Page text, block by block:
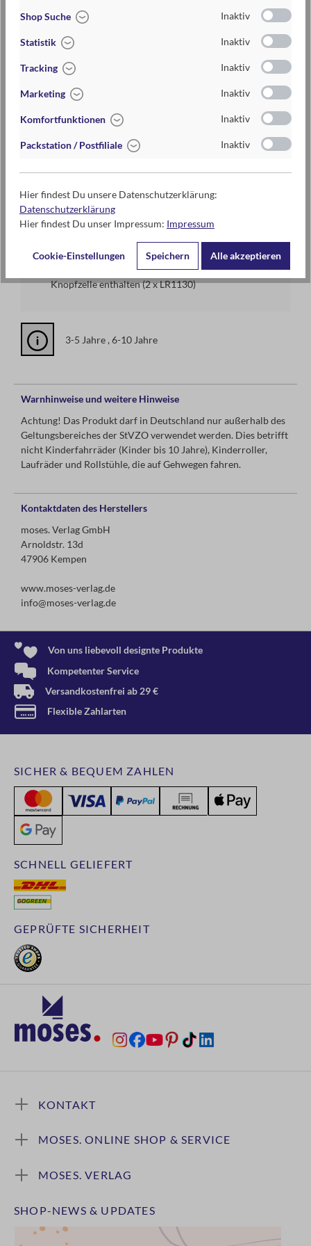
Lie
zei
2-5 Tage
eis
2,95 €
M
aß
ca. 5 cm x 5 cm x 1,7 cm (B x H x T)
ate
ria
lie
Schutzart IP44 (Schutz gegen Berührungen mit
Werkzeug oder DrahtSchutz gegen Fremdkörper mit
∅ ≥ 1,0mm, Schutz gegen Spritzwasser aus allen
Richtungen)
Knopfzelle enthalten (2 x LR1130)
3-5 Jahre , 6-10 Jahre
Warnhinweise und weitere Hinweise
Achtung! Das Produkt darf in Deutschland nur außerhalb des
Geltungsbereiches der StVZO verwendet werden. Dies betrifft
nicht Kinderfahrräder (Kinder bis 10 Jahre), Kinderroller,
Laufräder und Rollstühle, die auf Gehwegen fahren.
Kontaktdaten des Herstellers
moses. Verlag GmbH
Arnoldstr. 13d
47906 Kempen
www.moses-verlag.de
info@moses-verlag.de
Von uns liebevoll designte Produkte
Kompetenter Service
Versandkostenfrei ab 29 €
Flexible Zahlarten
GEPRÜFTE SICHERHEIT
SCHNELL GELIEFERT
SICHER & BEQUEM ZAHLEN
KONTAKT
MOSES. ONLINE SHOP & SERVICE
MOSES. VERLAG
SHOP-NEWS & UPDATES
Shop Suche Inaktiv
Statistik Inaktiv
Tracking Inaktiv
Marketing Inaktiv
Komfortfunktionen Inaktiv
Packstation / Postfiliale Inaktiv
Hier findest Du unsere Datenschutzerklärung:
Datenschutzerklärung
Hier findest Du unser Impressum: Impressum
Cookie-Einstellungen Speichern Alle akzeptieren